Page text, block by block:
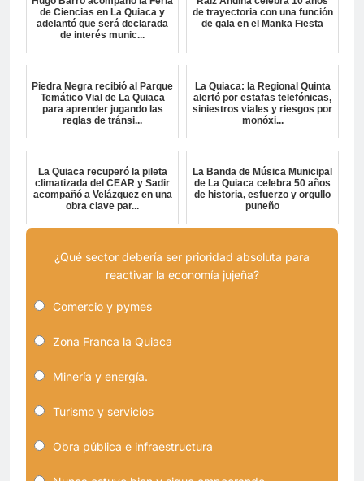
de Ciencias en La Quiaca y
adelantó que será declarada
de interés munic...
de trayectoria con una función
de gala en el Manka Fiesta
Piedra Negra recibió al Parque
Temático Vial de La Quiaca
para aprender jugando las
reglas de tránsi...
La Quiaca: la Regional Quinta
alertó por estafas telefónicas,
siniestros viales y riesgos por
monóxi...
La Quiaca recuperó la pileta
climatizada del CEAR y Sadir
acompañó a Velázquez en una
obra clave par...
La Banda de Música Municipal
de La Quiaca celebra 50 años
de historia, esfuerzo y orgullo
puneño
¿Qué sector debería ser prioridad absoluta para
reactivar la economía jujeña?
Comercio y pymes
Zona Franca la Quiaca
Minería y energía.
Turismo y servicios
Obra pública e infraestructura